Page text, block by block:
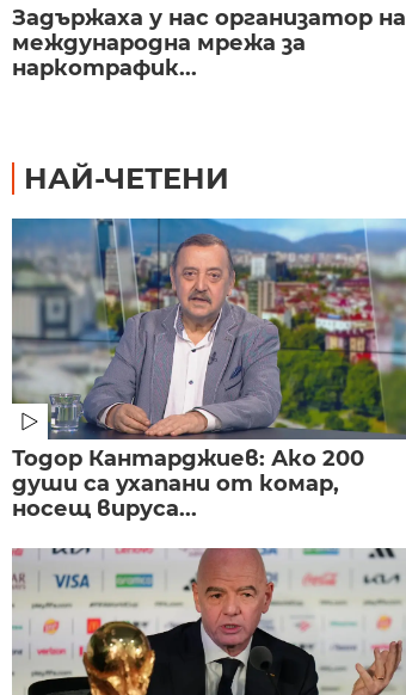
Задържаха у нас организатор на
международна мрежа за
наркотрафик...
НАЙ-ЧЕТЕНИ
Тодор Кантарджиев: Ако 200
души са ухапани от комар,
носещ вируса...